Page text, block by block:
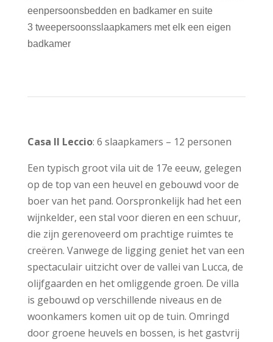
eenpersoonsbedden en badkamer en suite
3 tweepersoonsslaapkamers met elk een eigen
badkamer
Casa Il Leccio: 6 slaapkamers – 12 personen
Een typisch groot vila uit de 17e eeuw, gelegen
op de top van een heuvel en gebouwd voor de
boer van het pand. Oorspronkelijk had het een
wijnkelder, een stal voor dieren en een schuur,
die zijn gerenoveerd om prachtige ruimtes te
creëren. Vanwege de ligging geniet het van een
spectaculair uitzicht over de vallei van Lucca, de
olijfgaarden en het omliggende groen. De villa
is gebouwd op verschillende niveaus en de
woonkamers komen uit op de tuin. Omringd
door groene heuvels en bossen, is het gastvrij